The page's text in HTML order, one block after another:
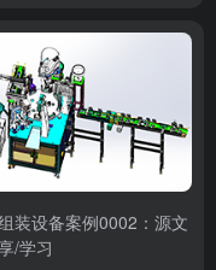
装设备案例0002：源文
/学习